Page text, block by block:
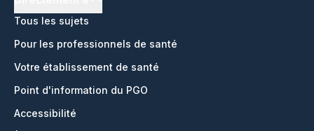
Tous les sujets
Pour les professionnels de santé
Votre établissement de santé
Point d'information du PGO
Accessibilité